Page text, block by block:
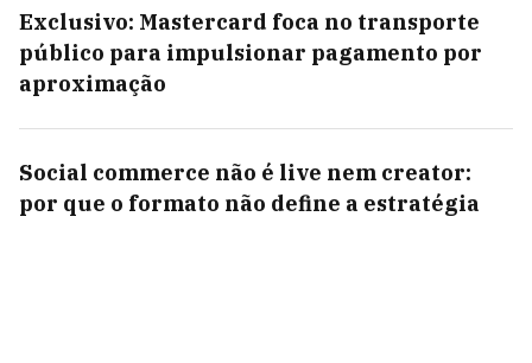
Exclusivo: Mastercard foca no transporte
público para impulsionar pagamento por
aproximação
Social commerce não é live nem creator:
por que o formato não define a estratégia